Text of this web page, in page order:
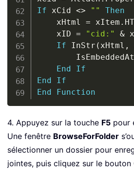
If xCid <> ""
Then
    xHtml
= xItem .
    xID
= "cid:" &
If InStr ( xHtml ,
End
If
End
If
End
Function
4. Appuyez sur la touche F5 pour
Une fenêtre BrowseForFolder
sélectionner un dossier pour
jointes, puis cliquez sur le bouton